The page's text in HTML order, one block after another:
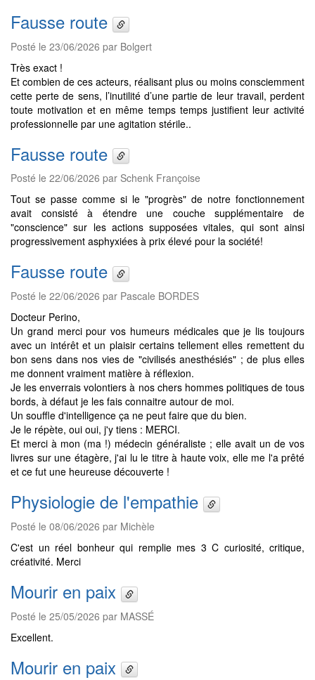
Fausse route
Posté le 23/06/2026 par Bolgert
Très exact !
Et combien de ces acteurs, réalisant plus ou moins consciemment
cette perte de sens, l’inutilité d’une partie de leur travail, perdent
toute motivation et en même temps temps justifient leur activité
professionnelle par une agitation stérile..
Fausse route
Posté le 22/06/2026 par Schenk Françoise
Tout se passe comme si le "progrès" de notre fonctionnement
avait consisté à étendre une couche supplémentaire de
"conscience" sur les actions supposées vitales, qui sont ainsi
progressivement asphyxiées à prix élevé pour la société!
Fausse route
Posté le 22/06/2026 par Pascale BORDES
Docteur Perino,
Un grand merci pour vos humeurs médicales que je lis toujours
avec un intérêt et un plaisir certains tellement elles remettent du
bon sens dans nos vies de "civilisés anesthésiés" ; de plus elles
me donnent vraiment matière à réflexion.
Je les enverrais volontiers à nos chers hommes politiques de tous
bords, à défaut je les fais connaitre autour de moi.
Un souffle d'intelligence ça ne peut faire que du bien.
Je le répète, oui oui, j'y tiens : MERCI.
Et merci à mon (ma !) médecin généraliste ; elle avait un de vos
livres sur une étagère, j'ai lu le titre à haute voix, elle me l'a prêté
et ce fut une heureuse découverte !
Physiologie de l'empathie
Posté le 08/06/2026 par Michèle
C'est un réel bonheur qui remplie mes 3 C curiosité, critique,
créativité. Merci
Mourir en paix
Posté le 25/05/2026 par MASSÉ
Excellent.
Mourir en paix